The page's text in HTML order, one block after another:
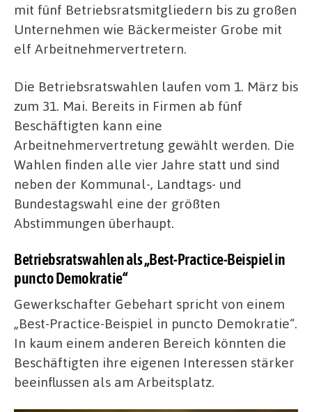
mit fünf Betriebsratsmitgliedern bis zu großen
Unternehmen wie Bäckermeister Grobe mit
elf Arbeitnehmervertretern.
Die Betriebsratswahlen laufen vom 1. März bis
zum 31. Mai. Bereits in Firmen ab fünf
Beschäftigten kann eine
Arbeitnehmervertretung gewählt werden. Die
Wahlen finden alle vier Jahre statt und sind
neben der Kommunal-, Landtags- und
Bundestagswahl eine der größten
Abstimmungen überhaupt.
Betriebsratswahlen als „Best-Practice-Beispiel in
puncto Demokratie“
Gewerkschafter Gebehart spricht von einem
„Best-Practice-Beispiel in puncto Demokratie“.
In kaum einem anderen Bereich könnten die
Beschäftigten ihre eigenen Interessen stärker
beeinflussen als am Arbeitsplatz.